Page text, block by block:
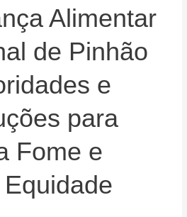
Alimentar
de Pinhão
e
para
Fome e